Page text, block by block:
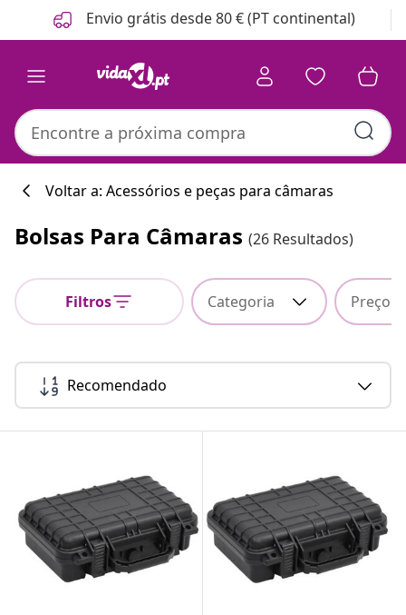
Anterior
Seguinte Envio grátis desde 80 € (PT continental)
Voltar a: Acessórios e peças para câmaras
Bolsas Para Câmaras (26 Resultados)
Filtros Categoria Preço
Recomendado